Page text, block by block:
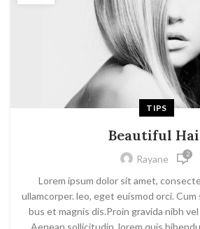
TIPS
Beautiful
Rayane 2
Lorem ipsum dolor sit amet,
ullamcorper. leo, eget euismod orci.
bus et magnis dis.Proin gravida nibh
Aenean sollicitudin, lorem quis